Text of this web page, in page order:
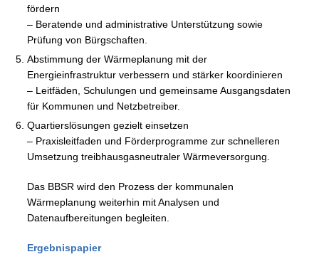
fördern
– Beratende und administrative Unterstützung sowie
Prüfung von Bürgschaften.
Abstimmung der Wärmeplanung mit der
Energieinfrastruktur verbessern und stärker koordinieren
– Leitfäden, Schulungen und gemeinsame Ausgangsdaten
für Kommunen und Netzbetreiber.
Quartierslösungen gezielt einsetzen
– Praxisleitfaden und Förderprogramme zur schnelleren
Umsetzung treibhausgasneutraler Wärmeversorgung.
Das BBSR wird den Prozess der kommunalen
Wärmeplanung weiterhin mit Analysen und
Datenaufbereitungen begleiten.
Ergebnispapier